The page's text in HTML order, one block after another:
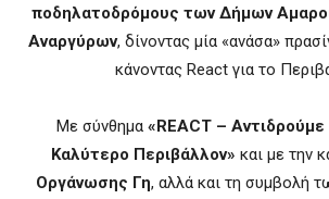
ποδηλατοδρόμους των Δήμων
Αναργύρων, δίνοντας μία «ανάσα»
κάνοντας React για το
Με σύνθημα «REACT –
Καλύτερο Περιβάλλον» και με την
Οργάνωσης Γη, αλλά και τη συμβολή